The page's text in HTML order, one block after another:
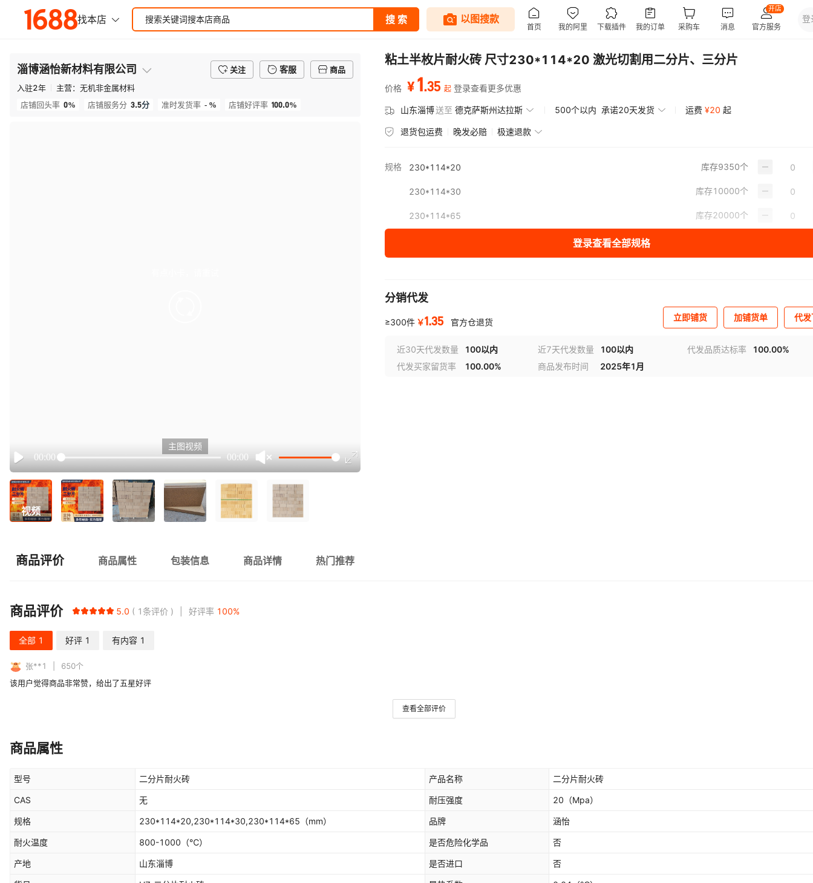
淄博涵怡新材料有限公司 关注 客服
商品
入驻2年 主营： 无机非金属材料
店铺回头率 0% 店铺服务分 3.5分 准时发货率 - % 店铺好评率 100.0%
Play
00:00 00:00
主图视频
视频
粘土半枚片耐火砖 尺寸230*114*20 激光切割用二分片、三分片
价格 ¥1.35 起 登录查看更多优惠
山东淄博送至 德克萨斯州达拉斯 500个以内 承诺20天发货 运费 ¥20 起
退货包运费 晚发必赔 极速退款
规格 230*114*20 库存9350个
230*114*30 库存10000个
230*114*65 库存20000个
登录查看全部规格
分销代发
≥300件 ￥1.35 官方仓退货 立即铺货 加铺货单 代
近30天代发数量 100以内 近7天代发数量 100以内 代发品质达标率
100.00%
代发买家留货率
100.00% 商品发布时间 2025年1月
商品评价 商品属性 包装信息 商品详情 热门推荐
商品评价 5.0 1条评价 好评率 100%
全部 1 好评 1 有内容 1
张**1 650个
该用户觉得商品非常赞，给出了五星好评
查看全部评价
商品属性
型号 二分片耐火砖 产品名称 二分片耐火砖
CAS 无 耐压强度 20 （Mpa）
规格 230*114*20,230*114*30,230*114*65 （mm） 品牌 涵怡
耐火温度 800-1000 （℃） 是否危险化学品 否
产地 山东淄博 是否进口 否